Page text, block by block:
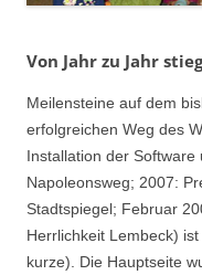
Von Jahr zu Jahr
Meilensteine auf dem
erfolgreichen Weg des
Installation der
Napoleonsweg; 2007:
Stadtspiegel; Februar
Herrlichkeit Lembeck)
kurze). Die Hauptseite